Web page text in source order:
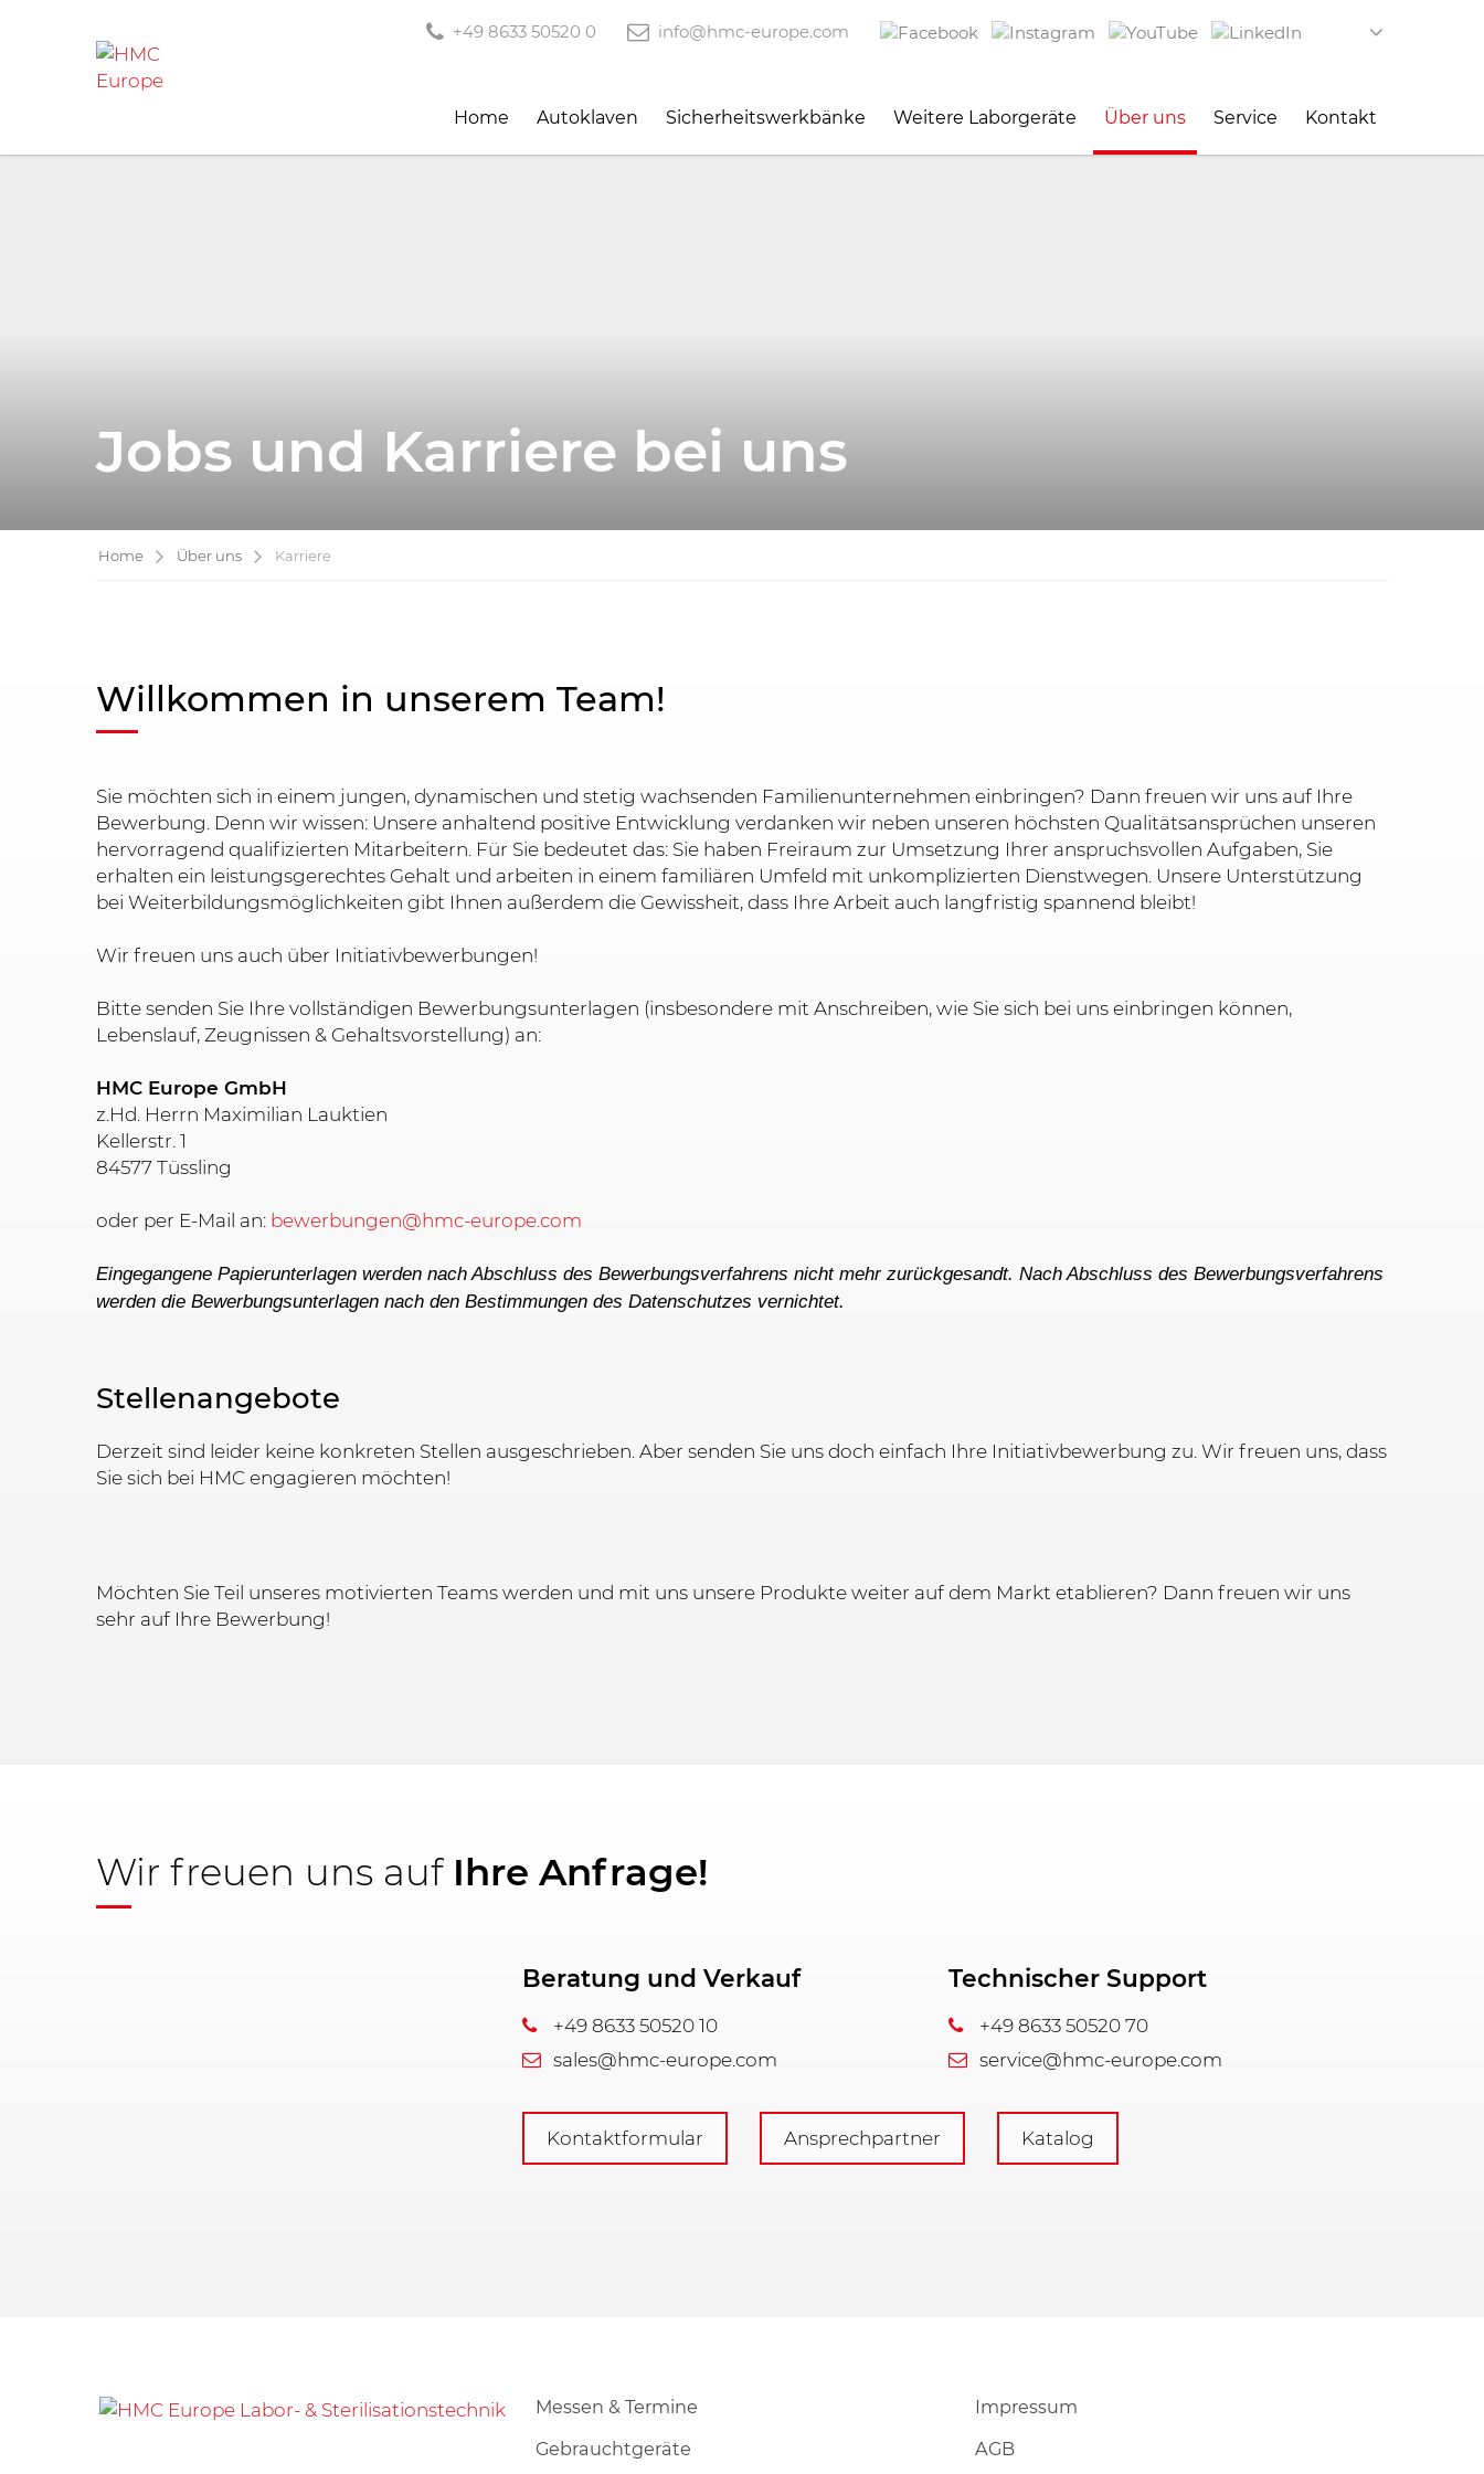
+49 8633 50520 0 info@hmc-europe.com
Home Autoklaven Sicherheitswerkbänke Weitere Laborgeräte Über uns Service Kontakt
Jobs und Karriere bei uns
Home Über uns Karriere
Willkommen in unserem Team!
Sie möchten sich in einem jungen, dynamischen und stetig wachsenden Familienunternehmen einbringen? Dann freuen wir uns auf Ihre
Bewerbung. Denn wir wissen: Unsere anhaltend positive Entwicklung verdanken wir neben unseren höchsten Qualitätsansprüchen unseren
hervorragend qualifizierten Mitarbeitern. Für Sie bedeutet das: Sie haben Freiraum zur Umsetzung Ihrer anspruchsvollen Aufgaben, Sie
erhalten ein leistungsgerechtes Gehalt und arbeiten in einem familiären Umfeld mit unkomplizierten Dienstwegen. Unsere Unterstützung
bei Weiterbildungsmöglichkeiten gibt Ihnen außerdem die Gewissheit, dass Ihre Arbeit auch langfristig spannend bleibt!
Wir freuen uns auch über Initiativbewerbungen!
Bitte senden Sie Ihre vollständigen Bewerbungsunterlagen (insbesondere mit Anschreiben, wie Sie sich bei uns einbringen können,
Lebenslauf, Zeugnissen & Gehaltsvorstellung) an:
HMC Europe GmbH
z.Hd. Herrn Maximilian Lauktien
Kellerstr. 1
84577 Tüssling
oder per E-Mail an: bewerbungen@hmc-europe.com
Eingegangene Papierunterlagen werden nach Abschluss des Bewerbungsverfahrens nicht mehr zurückgesandt. Nach Abschluss des Bewerbungsverfahrens
werden die Bewerbungsunterlagen nach den Bestimmungen des Datenschutzes vernichtet.
Stellenangebote
Derzeit sind leider keine konkreten Stellen ausgeschrieben. Aber senden Sie uns doch einfach Ihre Initiativbewerbung zu. Wir freuen uns, dass
Sie sich bei HMC engagieren möchten!
Möchten Sie Teil unseres motivierten Teams werden und mit uns unsere Produkte weiter auf dem Markt etablieren? Dann freuen wir uns
sehr auf Ihre Bewerbung!
Wir freuen uns auf Ihre Anfrage!
Beratung und Verkauf
+49 8633 50520 10
sales@hmc-europe.com
Technischer Support
+49 8633 50520 70
service@hmc-europe.com
Kontaktformular Ansprechpartner Katalog
Messen & Termine
Gebrauchtgeräte
Impressum
AGB